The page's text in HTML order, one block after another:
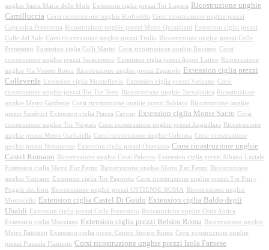
unghie Santa Maria delle Mole
Extension ciglia prezzi Tor Lupara Ricostruzione unghie
Camilluccia Corsi ricostruzione unghie Riofreddo Corsi ricostruzione unghie prezzi
Capranica Prenestina
Ricostruzione unghie prezzi Metro Quintiliani
Extension ciglia prezzi
Colle del Sole Corsi ricostruzione unghie prezzi Trullo
Ricostruzione unghie prezzi Colle
Prenestino
Extension ciglia Colli Marini Corsi ricostruzione unghie Roviano Corsi
ricostruzione unghie prezzi Saracinesco
Extension ciglia prezzi Appio Latino
Ricostruzione
unghie Via Veneto Roma
Ricostruzione unghie prezzi Zagarolo Extension ciglia prezzi
Colleverde
Extension ciglia Monteflavio Extension ciglia prezzi Vaticano Corsi
ricostruzione unghie prezzi Tor Tre Teste
Ricostruzione unghie Torvajanica
Ricostruzione
unghie Metro Gardenie Corsi ricostruzione unghie prezzi Subiaco
Ricostruzione unghie
prezzi Sambuci
Extension ciglia Piazza Cavour Extension ciglia Monte Sacro Corsi
ricostruzione unghie Tor Vergata Corsi ricostruzione unghie prezzi Anguillara
Ricostruzione
unghie prezzi Metro Garbatella Corsi ricostruzione unghie Colonna Corsi ricostruzione
unghie prezzi Nettunense
Extension ciglia prezzi Ottaviano Corsi ricostruzione unghie
Castel Romano
Ricostruzione unghie Casal Palocco
Extension ciglia prezzi Albano Laziale
Extension ciglia Metro Eur Fermi
Ricostruzione unghie Metro Eur Fermi
Ricostruzione
unghie Vaticano
Extension ciglia Tor Pagnotta Corsi ricostruzione unghie prezzi Tre Pini -
Poggio dei fiori
Ricostruzione unghie prezzi OSTIENSE ROMA
Ricostruzione unghie
Montecelio Extension ciglia Castel Di Guido Extension ciglia Baldo degli
Ubaldi
Extension ciglia prezzi Colle Prenestino
Ricostruzione unghie Ostia Antica
Extension ciglia Manziana Extension ciglia prezzi Belsito Roma
Ricostruzione unghie
Metro Battistini
Extension ciglia prezzi Centro Storico Roma Corsi ricostruzione unghie
prezzi Piazzale Flaminio Corsi ricostruzione unghie prezzi Isola Farnese